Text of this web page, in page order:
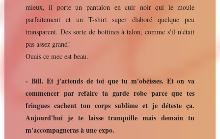
mieux, il porte un pantalon en cuir noir qui le moule
parfaitement et un T-shirt super élaboré quelque peu
transparent. Des sorte de bottines à talon, comme s'il n'était
pas assez grand!
Ouais ce mec est beau.
- Bill. Et j'attends de toi que tu m'obéisses. Et on va
commencer par refaire ta garde robe parce que tes
fringues cachent ton corps sublime et je déteste ça.
Aujourd'hui je te laisse tranquille mais demain tu
m'accompagneras à une expo.